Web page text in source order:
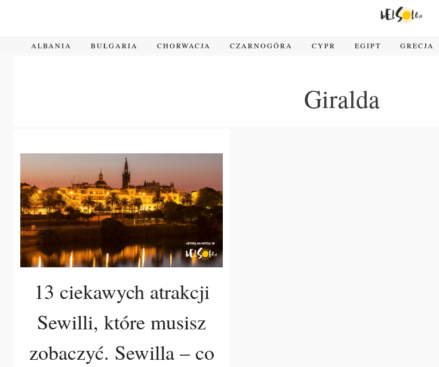
ALBANIA BUŁGARIA CHORWACJA CZARNOGÓRA CYPR EGIPT GRECJA
Giralda
13 ciekawych atrakcji
Sewilli, które musisz
zobaczyć. Sewilla – co